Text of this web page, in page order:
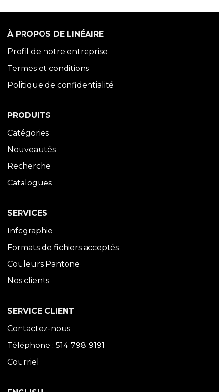
À PROPOS DE LINÉAIRE
Profil de notre entreprise
Termes et conditions
Politique de confidentialité
PRODUITS
Catégories
Nouveautés
Recherche
Catalogues
SERVICES
Infographie
Formats de fichiers acceptés
Couleurs Pantone
Nos clients
SERVICE CLIENT
Contactez-nous
Téléphone : 514-798-9191
Courriel